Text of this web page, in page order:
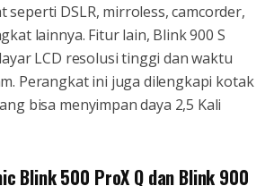
seperti DSLR, mirroless, camcorder,
lainnya. Fitur lain, Blink 900 S
LCD resolusi tinggi dan waktu
Perangkat ini juga dilengkapi kotak
bisa menyimpan daya 2,5 Kali
Blink 500 ProX Q dan Blink 900